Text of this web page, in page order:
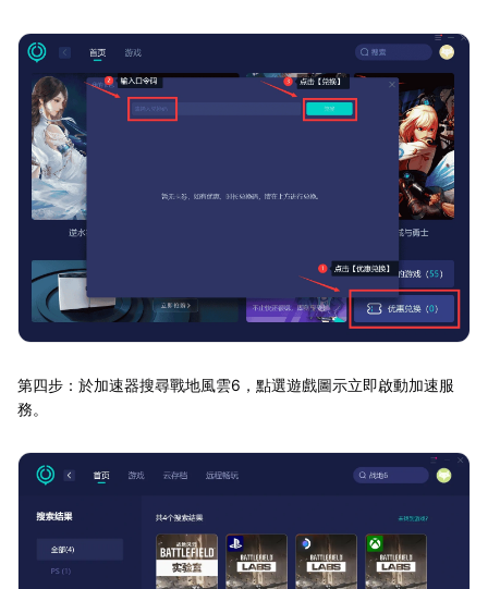
第四步：於加速器搜尋戰地風雲6，點選遊戲圖示立即啟動加速服
務。